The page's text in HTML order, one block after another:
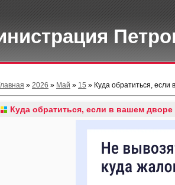
» 2026 » Май » 15 » Куда обратиться, если
Куда обратиться, если в вашем